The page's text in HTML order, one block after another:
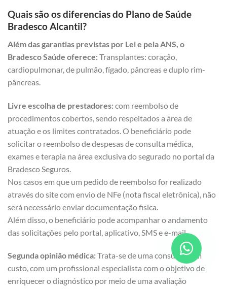
Quais são os diferencias do Plano de Saúde
Bradesco Alcantil?
Além das garantias previstas por Lei e pela ANS, o
Bradesco Saúde oferece:Transplantes: coração,
cardiopulmonar, de pulmão, fígado, pâncreas e duplo rim-
pâncreas.
Livre escolha de prestadores:com reembolso de
procedimentos cobertos, sendo respeitados a área de
atuação e os limites contratados. O beneficiário pode
solicitar o reembolso de despesas de consulta médica,
exames e terapia na área exclusiva do segurado no portal da
Bradesco Seguros.
Nos casos em que um pedido de reembolso for realizado
através do site com envio de NFe (nota fiscal eletrônica), não
será necessário enviar documentação fisica.
Além disso, o beneficiário pode acompanhar o andamento
das solicitações pelo portal, aplicativo, SMS e e-mail.
Segunda opinião médica:Trata-se de uma consulta, sem
custo, com um profissional especialista com o objetivo de
enriquecer o diagnóstico por meio de uma avaliação